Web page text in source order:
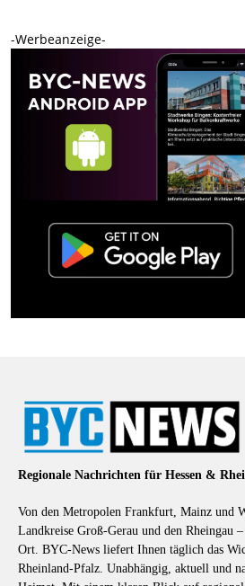
-Werbeanzeige-
Regionale Nachrichten für Hessen &
Von den Metropolen Frankfurt, Mainz und
Landkreise Groß-Gerau und den Rheingau
Ort. BYC-News liefert Ihnen täglich das
Rheinland-Pfalz. Unabhängig, aktuell und